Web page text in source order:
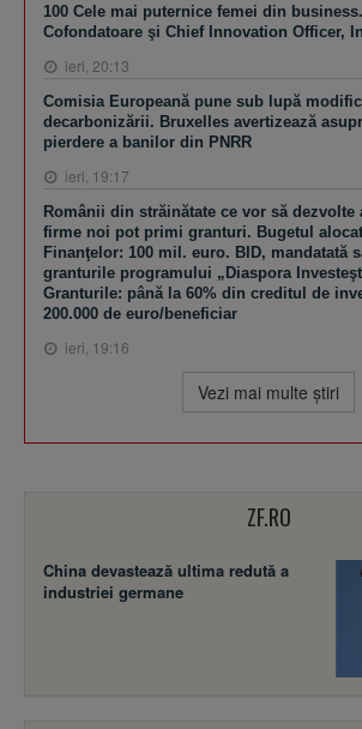
100 Cele mai puternice femei din
Cofondatoare şi Chief Innovation Officer,
ieri, 20:13
Comisia Europeană pune sub lupă
decarbonizării. Bruxelles avertizează
pierdere a banilor din PNRR
ieri, 19:17
Românii din străinătate ce vor să dezvolte
firme noi pot primi granturi. Bugetul
Finanţelor: 100 mil. euro. BID, mandatată
granturile programului „Diaspora
Granturile: până la 60% din creditul de
200.000 de euro/beneficiar
ieri, 19:16
Vezi mai multe ştiri
ZF.RO
China devastează ultima redută a
industriei germane